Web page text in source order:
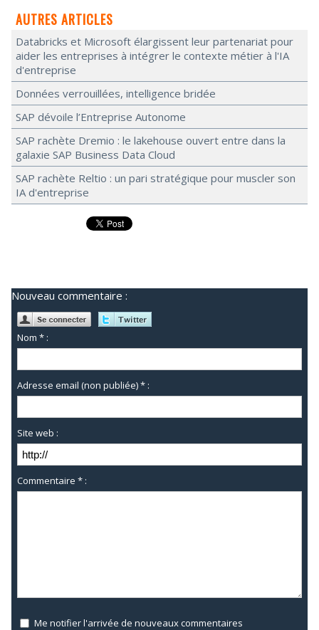
AUTRES ARTICLES
Databricks et Microsoft élargissent leur partenariat pour
aider les entreprises à intégrer le contexte métier à l'IA
d'entreprise
Données verrouillées, intelligence bridée
SAP dévoile l’Entreprise Autonome
SAP rachète Dremio : le lakehouse ouvert entre dans la
galaxie SAP Business Data Cloud
SAP rachète Reltio : un pari stratégique pour muscler son
IA d'entreprise
Nouveau commentaire :
Nom * :
Adresse email (non publiée) * :
Site web :
Commentaire * :
Me notifier l'arrivée de nouveaux commentaires